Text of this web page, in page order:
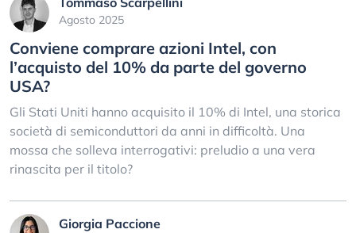
Agosto 2025
Conviene comprare azioni Intel, con
l’acquisto del 10% da parte del governo
USA?
Gli Stati Uniti hanno acquisito il 10% di Intel, una storica
società di semiconduttori da anni in difficoltà. Una
mossa che solleva interrogativi: preludio a una vera
rinascita per il titolo?
Giorgia Paccione